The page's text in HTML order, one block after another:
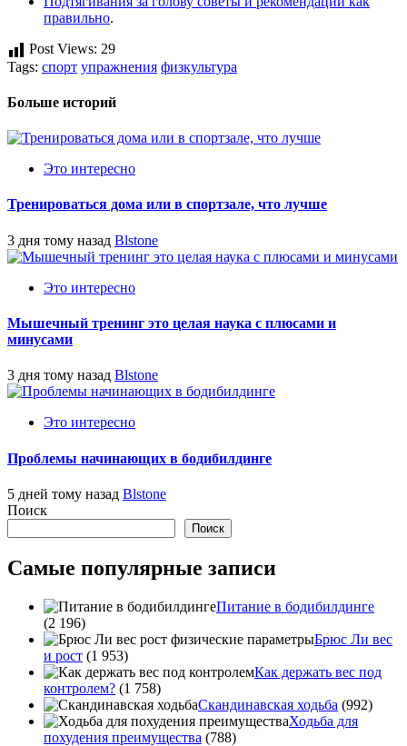
правильно.
Post Views: 29
Tags: спорт упражнения физкультура
Больше историй
Это интересно
Тренироваться дома или в спортзале, что лучше
3 дня тому назад Blstone
Это интересно
Мышечный тренинг это целая наука с плюсами и
минусами
3 дня тому назад Blstone
Это интересно
Проблемы начинающих в бодибилдинге
5 дней тому назад Blstone
Поиск
Поиск
Самые популярные записи
Питание в бодибилдинге
(2 196)
Брюс Ли вес
и рост (1 953)
Как держать вес под
контролем? (1 758)
Скандинавская ходьба (992)
Ходьба для
похудения преимущества (788)